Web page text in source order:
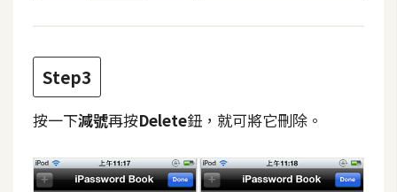
e
s
s
裝
與
Step3
按一下減號再按Delete鈕，就可將它刪除。